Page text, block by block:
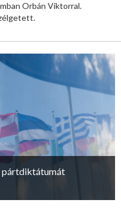
Orbán Viktorral.
pártdiktátumát